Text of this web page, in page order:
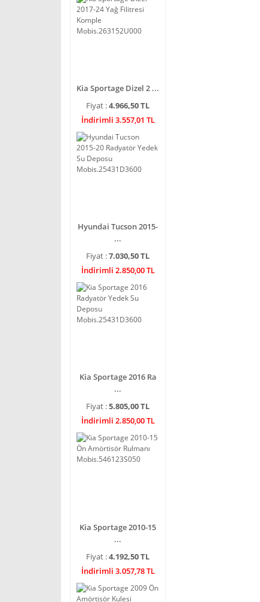
Kia Sportage Dizel 2 ...
Fiyat :4.966,50 TL
İndirimli 3.557,01 TL
Hyundai Tucson 2015-
...
Fiyat :7.030,50 TL
İndirimli 2.850,00 TL
Kia Sportage 2016 Ra
...
Fiyat :5.805,00 TL
İndirimli 2.850,00 TL
Kia Sportage 2010-15
...
Fiyat :4.192,50 TL
İndirimli 3.057,78 TL